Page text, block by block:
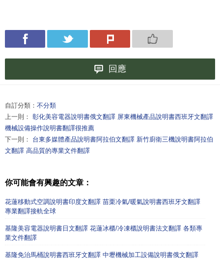
回應
自訂分類： 不分類
上一則： 彰化美容電器說明書俄文翻譯 屏東機械產品說明書西班牙文翻譯
機械設備操作說明書翻譯很推薦
下一則： 台東多媒體產品說明書阿拉伯文翻譯 新竹廚衛三機說明書阿拉伯
文翻譯 高品質的專業文件翻譯
你可能會有興趣的文章：
花蓮移動式空調說明書印度文翻譯 苗栗冷氣/暖氣說明書西班牙文翻譯
專業翻譯接軌全球
基隆美容電器說明書日文翻譯 花蓮冰櫃/冷凍櫃說明書法文翻譯 各類專
業文件翻譯
基隆免治馬桶說明書西班牙文翻譯 中壢機械加工設備說明書俄文翻譯